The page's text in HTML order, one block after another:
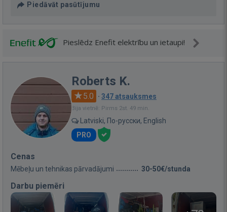
Piedāvāt pasūtījumu
Pieslēdz Enefit elektrību un ietaupi!
Roberts K.
5.0 · 347 atsauksmes
Bija vietnē: Pirms 2st. 49 min.
Latviski, По-русски, English
PRO
Cenas
Mēbeļu un tehnikas pārvadājumi 30-50€/stunda
Darbu piemēri